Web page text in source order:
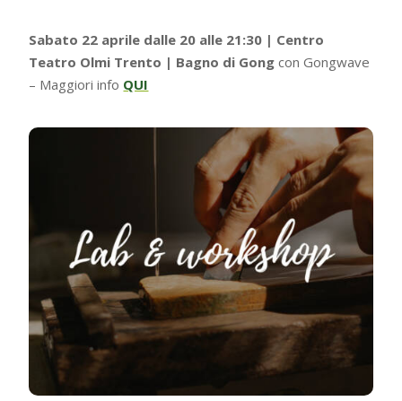
Sabato 22 aprile dalle 20 alle 21:30 | Centro
Teatro Olmi Trento | Bagno di Gong con Gongwave
– Maggiori info QUI